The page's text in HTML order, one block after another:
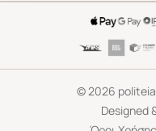
©2026
Designed